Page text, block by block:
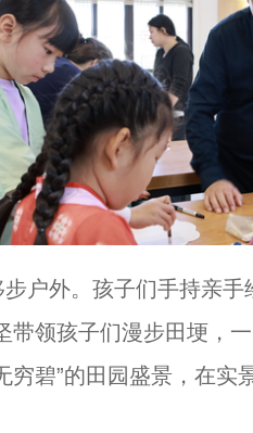
外。孩子们手持亲手
带领孩子们漫步田埂，
穷碧”的田园盛景，在